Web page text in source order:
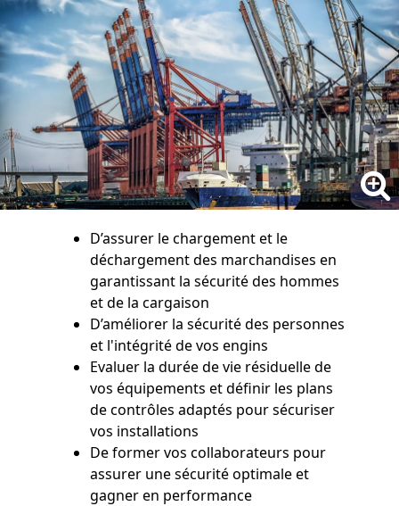
D’assurer le chargement et le
déchargement des marchandises en
garantissant la sécurité des hommes
et de la cargaison
D’améliorer la sécurité des personnes
et l'intégrité de vos engins
Evaluer la durée de vie résiduelle de
vos équipements et définir les plans
de contrôles adaptés pour sécuriser
vos installations
De former vos collaborateurs pour
assurer une sécurité optimale et
gagner en performance